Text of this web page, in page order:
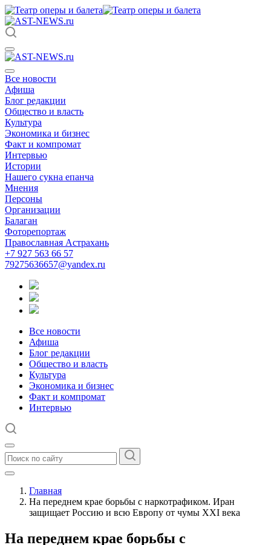
Все новости
Афиша
Блог редакции
Общество и власть
Культура
Экономика и бизнес
Факт и компромат
Интервью
Истории
Нашего сукна епанча
Мнения
Персоны
Организации
Балаган
Фоторепортаж
Православная Астрахань
+7 927 563 66 57
79275636657@yandex.ru
Все новости
Афиша
Блог редакции
Общество и власть
Культура
Экономика и бизнес
Факт и компромат
Интервью
Главная
На переднем крае борьбы с наркотрафиком. Иран
защищает Россию и всю Европу от чумы XXI века
На переднем крае борьбы с